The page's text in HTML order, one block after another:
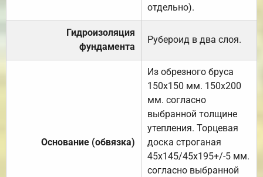
отдельно).
Гидроизоляция
фундамента
Рубероид в два слоя.
Основание (обвязка)
Из обрезного бруса
150х150 мм. 150х200
мм. согласно
выбранной толщине
утепления. Торцевая
доска строганая
45х145/45х195+/-5 мм.
согласно выбранной